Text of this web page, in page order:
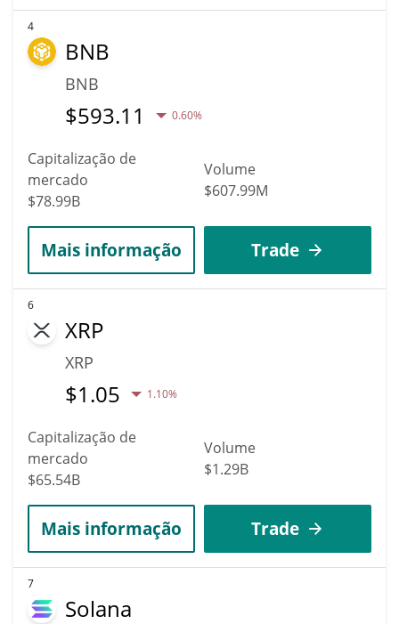
4
BNB
BNB
$593.11 0.60%
Capitalização de
mercado
$78.99B
Volume
$607.99M
Mais informação Trade
6
XRP
XRP
$1.05 1.10%
Capitalização de
mercado
$65.54B
Volume
$1.29B
Mais informação Trade
7
Solana